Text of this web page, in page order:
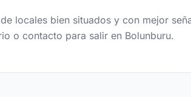
locales bien situados y con mejor
o contacto para salir en Bolunburu.